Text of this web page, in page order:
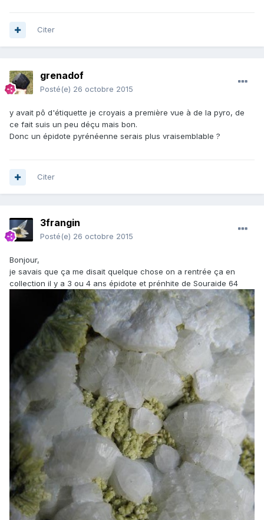
Citer
grenadof
Posté(e) 26 octobre 2015
y avait pô d'étiquette je croyais a première vue à de la pyro, de
ce fait suis un peu déçu mais bon.
Donc un épidote pyrénéenne serais plus vraisemblable ?
Citer
3frangin
Posté(e) 26 octobre 2015
Bonjour,
je savais que ça me disait quelque chose on a rentrée ça en
collection il y a 3 ou 4 ans épidote et prénhite de Souraide 64